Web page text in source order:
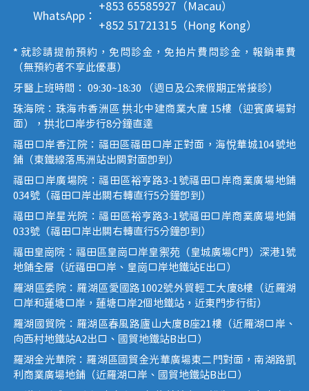
WhatsApp：
+853 65585927（Macau）
+852 51721315（Hong Kong）
* 就診請提前預約，免問診金，免拍片費問診金，報銷車費
（無預約者不享此優惠）
牙醫上班時間： 09:30~18:30 （週日及公眾假期正常接診）
珠海院：珠海市香洲區 拱北中建商業大廈 15樓（迎賓廣場對
面），拱北口岸步行8分鐘直達
福田口岸香江院：福田區福田口岸正對面，海悅華城104號地
鋪（東鐵線落馬洲站出關對面即到）
福田口岸廣場院：福田區裕亨路3-1號福田口岸商業廣場地鋪
034號（福田口岸出關右轉直行5分鐘即到）
福田口岸星光院：福田區裕亨路3-1號福田口岸商業廣場地鋪
033號（福田口岸出關右轉直行5分鐘即到）
福田皇崗院：福田區皇崗口岸皇禦苑（皇城廣場C門）深港1號
地鋪全層（近福田口岸、皇崗口岸地鐵站E出口）
羅湖區委院：羅湖區愛國路1002號外貿輕工大廈8樓（近羅湖
口岸和蓮塘口岸，蓮塘口岸2個地鐵站，近東門步行街）
羅湖國貿院：羅湖區春風路廬山大廈B座21樓（近羅湖口岸、
向西村地鐵站A2出口、國貿地鐵站B出口）
羅湖金光華院：羅湖區國貿金光華廣場東二門對面，南湖路凱
利商業廣場地鋪（近羅湖口岸、國貿地鐵站B出口）